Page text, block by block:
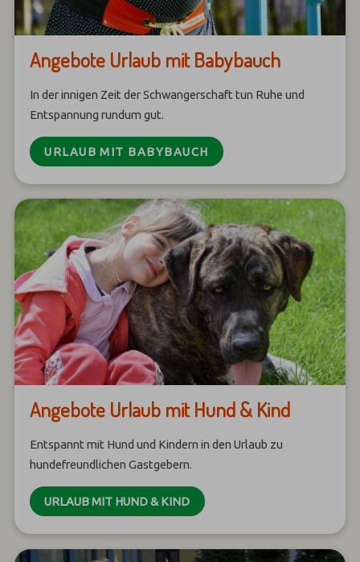
Angebote Urlaub mit Babybauch
In der innigen Zeit der Schwangerschaft tun Ruhe und
Entspannung rundum gut.
URLAUB MIT BABYBAUCH
Angebote Urlaub mit Hund & Kind
Entspannt mit Hund und Kindern in den Urlaub zu
hundefreundlichen Gastgebern.
URLAUB MIT HUND & KIND